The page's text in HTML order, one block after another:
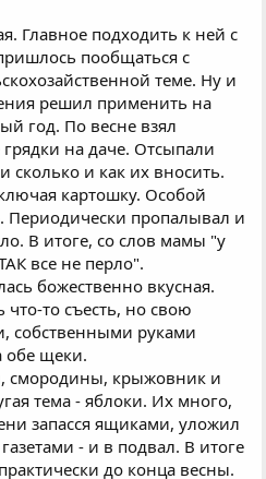
Главное подходить к ней с
пообщаться с
теме. Ну и
решил применить на
год. По весне взял
грядки на даче. Отсыпали
сколько и как их вносить.
картошку. Особой
Периодически пропалывал и
В итоге, со слов мамы "у
все не перло".
божественно вкусная.
то съесть, но свою
собственными руками
обе щеки.
смородины, крыжовник и
тема - яблоки. Их много,
запасся ящиками, уложил
- и в подвал. В итоге
до конца весны.